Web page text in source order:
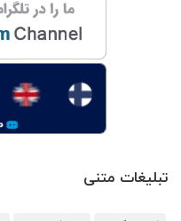
تبلیغات متنی